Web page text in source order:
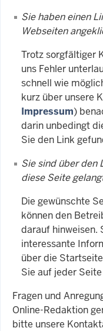
Sie haben einen
Webseiten
Trotz sorgfältiger
uns Fehler
schnell wie
kurz über unsere
Impressum)
darin unbedingt
Sie den Link
Sie sind über den
diese Seite
Die gewünschte
können den
darauf hinweisen.
interessante
über die
Sie auf jeder
Fragen und
Online-Redaktion
bitte unsere